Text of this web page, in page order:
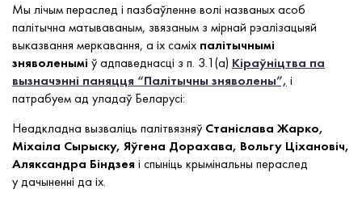
Мы лічым пераслед і пазбаўленне волі названых асоб
палітычна матываваным, звязаным з мірнай рэалізацыяй
выказвання меркавання, а іх саміх палітычнымі
зняволенымі ў адпаведнасці з п. 3.1(а) Кіраўніцтва па
вызначэнні паняцця “Палітычны зняволены”, і
патрабуем ад уладаў Беларусі:
Неадкладна вызваліць палітвязняў Станіслава Жарко,
Міхаіла Сырыску, Яўгена Дорахава, Вольгу Ціхановіч,
Аляксандра Біндзея і спыніць крымінальны пераслед
у дачыненні да іх.